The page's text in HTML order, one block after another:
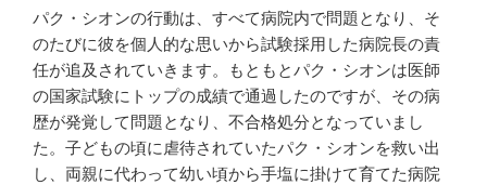
パク・シオンの行動は、すべて病院内で問題となり、そ
のたびに彼を個人的な思いから試験採用した病院長の責
任が追及されていきます。もともとパク・シオンは医師
の国家試験にトップの成績で通過したのですが、その病
歴が発覚して問題となり、不合格処分となっていまし
た。子どもの頃に虐待されていたパク・シオンを救い出
し、両親に代わって幼い頃から手塩に掛けて育てた病院